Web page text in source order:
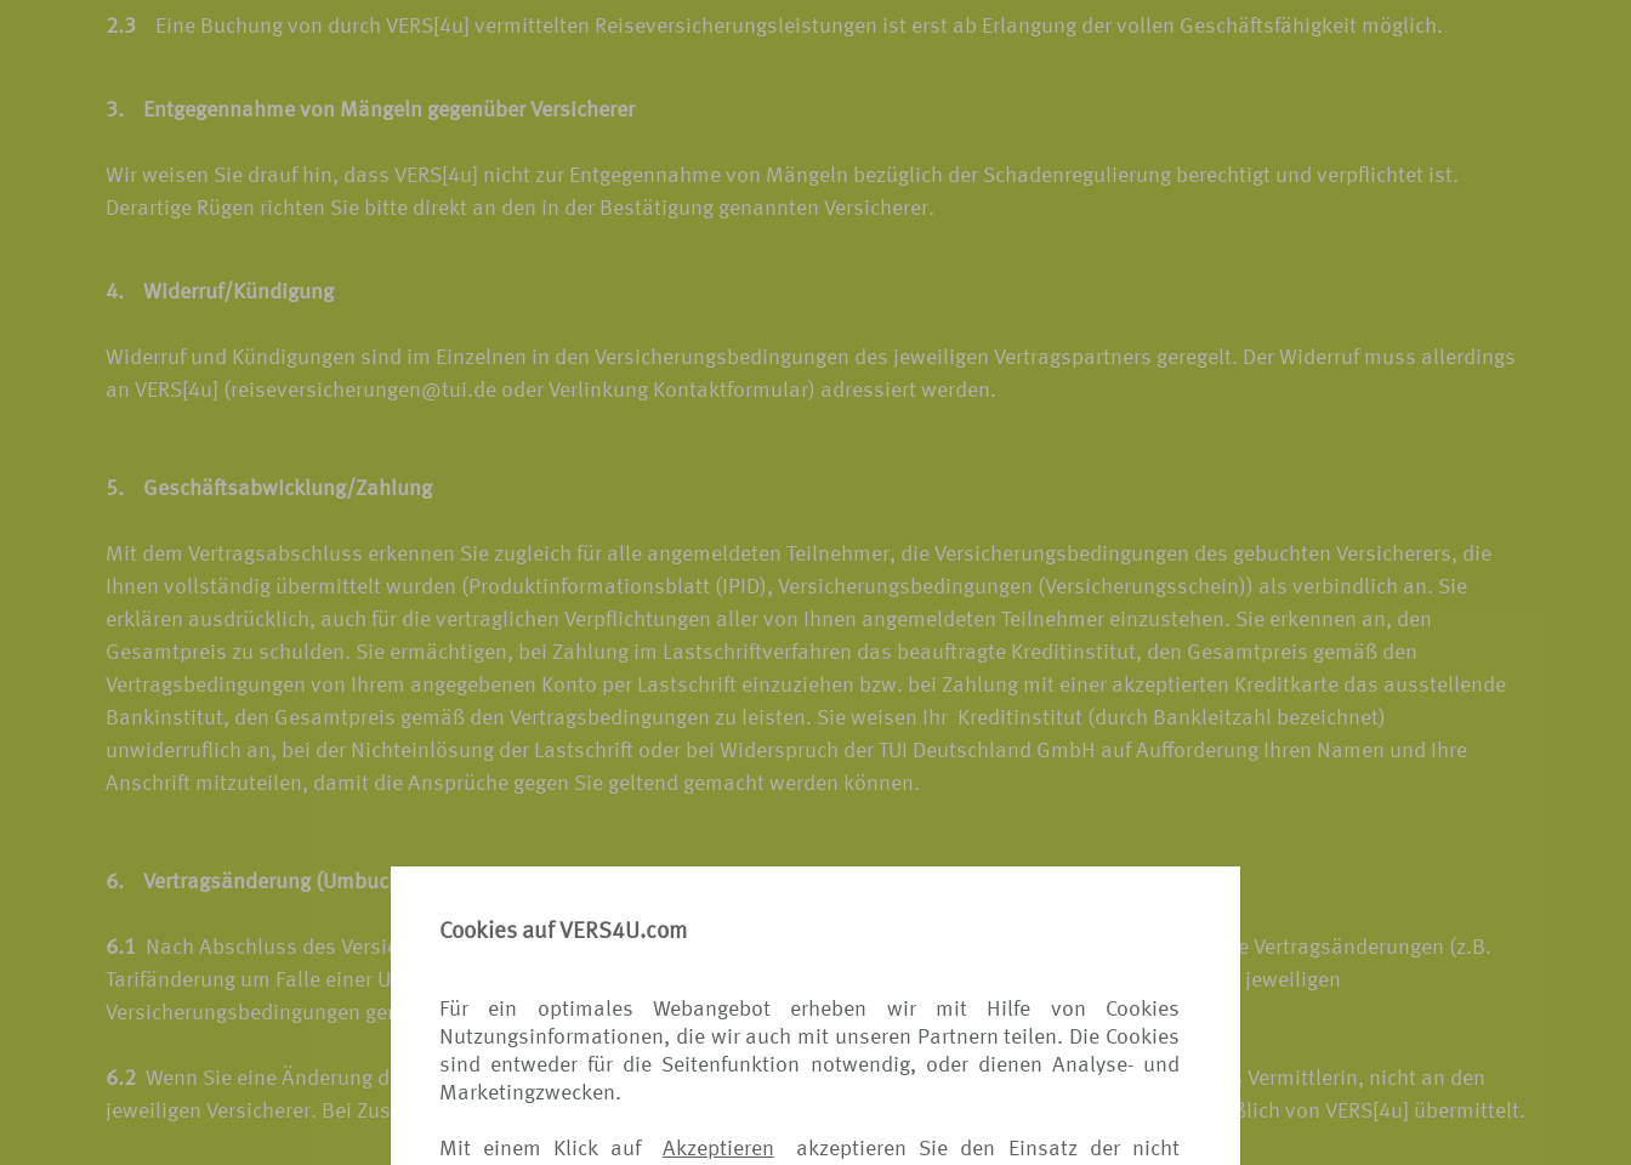
Cookies auf VERS4U.com
Für ein optimales Webangebot erheben wir mit Hilfe von Cookies
Nutzungsinformationen, die wir auch mit unseren Partnern teilen. Die Cookies
sind entweder für die Seitenfunktion notwendig, oder dienen Analyse- und
Marketingzwecken.
Mit einem Klick auf Akzeptieren
akzeptieren Sie den Einsatz der nicht
2.3 Eine Buchung von durch VERS[4u] vermittelten Reiseversicherungsleistungen ist erst ab Erlangung der vollen Geschäftsfähigkeit möglich.
3. Entgegennahme von Mängeln gegenüber Versicherer
Wir weisen Sie drauf hin, dass VERS[4u] nicht zur Entgegennahme von Mängeln bezüglich der Schadenregulierung berechtigt und verpflichtet ist.
Derartige Rügen richten Sie bitte direkt an den in der Bestätigung genannten Versicherer.
4. Widerruf/Kündigung
Widerruf und Kündigungen sind im Einzelnen in den Versicherungsbedingungen des jeweiligen Vertragspartners geregelt. Der Widerruf muss allerdings
an VERS[4u] (reiseversicherungen@tui.de oder Verlinkung Kontaktformular) adressiert werden.
5. Geschäftsabwicklung/Zahlung
Mit dem Vertragsabschluss erkennen Sie zugleich für alle angemeldeten Teilnehmer, die Versicherungsbedingungen des gebuchten Versicherers, die
Ihnen vollständig übermittelt wurden (Produktinformationsblatt (IPID), Versicherungsbedingungen (Versicherungsschein)) als verbindlich an. Sie
erklären ausdrücklich, auch für die vertraglichen Verpflichtungen aller von Ihnen angemeldeten Teilnehmer einzustehen. Sie erkennen an, den
Gesamtpreis zu schulden. Sie ermächtigen, bei Zahlung im Lastschriftverfahren das beauftragte Kreditinstitut, den Gesamtpreis gemäß den
Vertragsbedingungen von Ihrem angegebenen Konto per Lastschrift einzuziehen bzw. bei Zahlung mit einer akzeptierten Kreditkarte das ausstellende
Bankinstitut, den Gesamtpreis gemäß den Vertragsbedingungen zu leisten. Sie weisen Ihr Kreditinstitut (durch Bankleitzahl bezeichnet)
unwiderruflich an, bei der Nichteinlösung der Lastschrift oder bei Widerspruch der TUI Deutschland GmbH auf Aufforderung Ihren Namen und Ihre
Anschrift mitzuteilen, damit die Ansprüche gegen Sie geltend gemacht werden können.
6. Vertragsänderung (Umbuchen)
6.1 Nach Abschluss des Versicherungsvertrages richten sich die Bedingungen für von Ihnen veranlasste oder gewünschte Vertragsänderungen (z.B.
Tarifänderung um Falle einer Umbuchung der Reise) nach den Bedingungen des jeweiligen Versicherers. Diese sind in den jeweiligen
Versicherungsbedingungen geregelt.
6.2 Wenn Sie eine Änderung des Versicherungsvertrages wünschen, wenden Sie sich bitte ausschließlich an VERS[4u] als Vermittlerin, nicht an den
jeweiligen Versicherer. Bei Zustimmung durch den Versicherer, bekommen Sie die Vertragsänderung wiederum ausschließlich von VERS[4u] übermittelt.